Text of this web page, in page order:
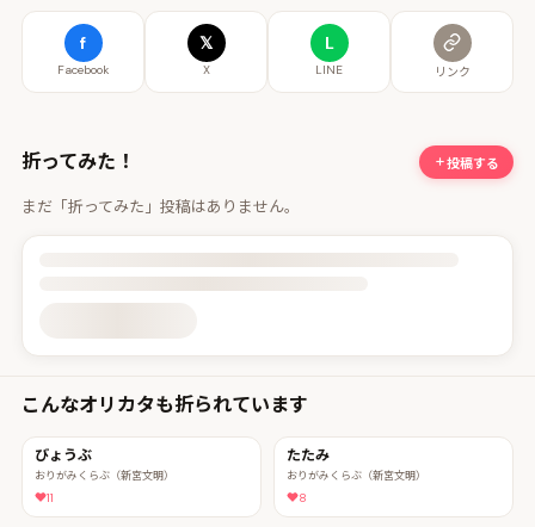
f
Facebook
𝕏
X
L
LINE リンク
折ってみた！ 投稿する
まだ「折ってみた」投稿はありません。
投稿詳細を読み込んでいます
こんなオリカタも折られています
びょうぶ
おりがみくらぶ（新宮文明）
11
たたみ
おりがみくらぶ（新宮文明）
8